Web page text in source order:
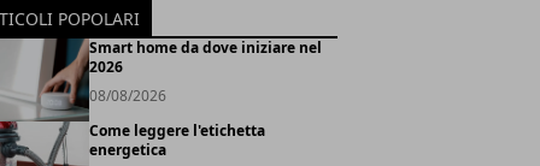
POPOLARI
Smart home da dove iniziare nel
2026
08/08/2026
Come leggere l'etichetta
energetica